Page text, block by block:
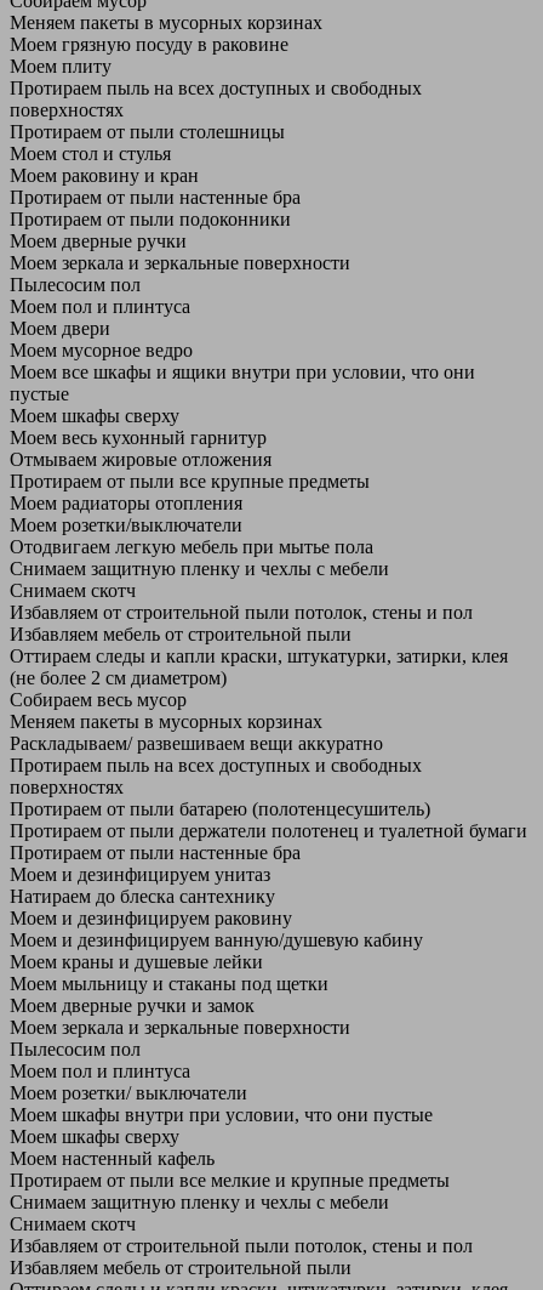
Меняем пакеты в мусорных корзинах
Моем грязную посуду в раковине
Моем плиту
Протираем пыль на всех доступных и свободных
поверхностях
Протираем от пыли столешницы
Моем стол и стулья
Моем раковину и кран
Протираем от пыли настенные бра
Протираем от пыли подоконники
Моем дверные ручки
Моем зеркала и зеркальные поверхности
Пылесосим пол
Моем пол и плинтуса
Моем двери
Моем мусорное ведро
Моем все шкафы и ящики внутри при условии, что они
пустые
Моем шкафы сверху
Моем весь кухонный гарнитур
Отмываем жировые отложения
Протираем от пыли все крупные предметы
Моем радиаторы отопления
Моем розетки/выключатели
Отодвигаем легкую мебель при мытье пола
Снимаем защитную пленку и чехлы с мебели
Снимаем скотч
Избавляем от строительной пыли потолок, стены и пол
Избавляем мебель от строительной пыли
Оттираем следы и капли краски, штукатурки, затирки, клея
(не более 2 см диаметром)
Собираем весь мусор
Меняем пакеты в мусорных корзинах
Раскладываем/ развешиваем вещи аккуратно
Протираем пыль на всех доступных и свободных
поверхностях
Протираем от пыли батарею (полотенцесушитель)
Протираем от пыли держатели полотенец и туалетной бумаги
Протираем от пыли настенные бра
Моем и дезинфицируем унитаз
Натираем до блеска сантехнику
Моем и дезинфицируем раковину
Моем и дезинфицируем ванную/душевую кабину
Моем краны и душевые лейки
Моем мыльницу и стаканы под щетки
Моем дверные ручки и замок
Моем зеркала и зеркальные поверхности
Пылесосим пол
Моем пол и плинтуса
Моем розетки/ выключатели
Моем шкафы внутри при условии, что они пустые
Моем шкафы сверху
Моем настенный кафель
Протираем от пыли все мелкие и крупные предметы
Снимаем защитную пленку и чехлы с мебели
Снимаем скотч
Избавляем от строительной пыли потолок, стены и пол
Избавляем мебель от строительной пыли